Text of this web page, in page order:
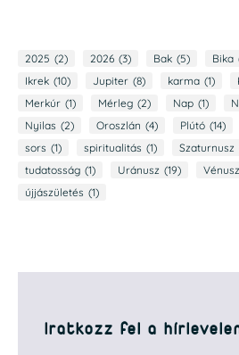
2025 (2) 2026 (3) Bak (5) Bika
Ikrek (10) Jupiter (8) karma (1)
Merkúr (1) Mérleg (2) Nap (1)
Nyilas (2) Oroszlán (4) Plútó (14)
sors (1) spiritualitás (1) Szaturnusz
tudatosság (1) Uránusz (19) Vénusz
újjászületés (1)
Iratkozz fel a